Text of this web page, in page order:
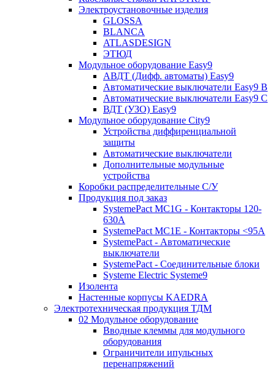
Электроустановочные изделия
GLOSSA
BLANCA
ATLASDESIGN
ЭТЮД
Модульное оборудование Easy9
АВДТ (Дифф. автоматы) Easy9
Автоматические выключатели Easy9 В
Автоматические выключатели Easy9 С
ВДТ (УЗО) Easy9
Модульное оборудование City9
Устройства диффиренциальной
защиты
Автоматические выключатели
Дополнительные модульные
устройства
Коробки распределительные C/У
Продукция под заказ
SystemePact MC1G - Контакторы 120-
630A
SystemePact MC1E - Контакторы <95A
SystemePact - Автоматические
выключатели
SystemePact - Соединительные блоки
Systeme Electric Systeme9
Изолента
Настенные корпусы KAEDRA
Электротехническая продукция ТДМ
02 Модульное оборудование
Вводные клеммы для модульного
оборудования
Ограничители ипульсных
перенапряжений